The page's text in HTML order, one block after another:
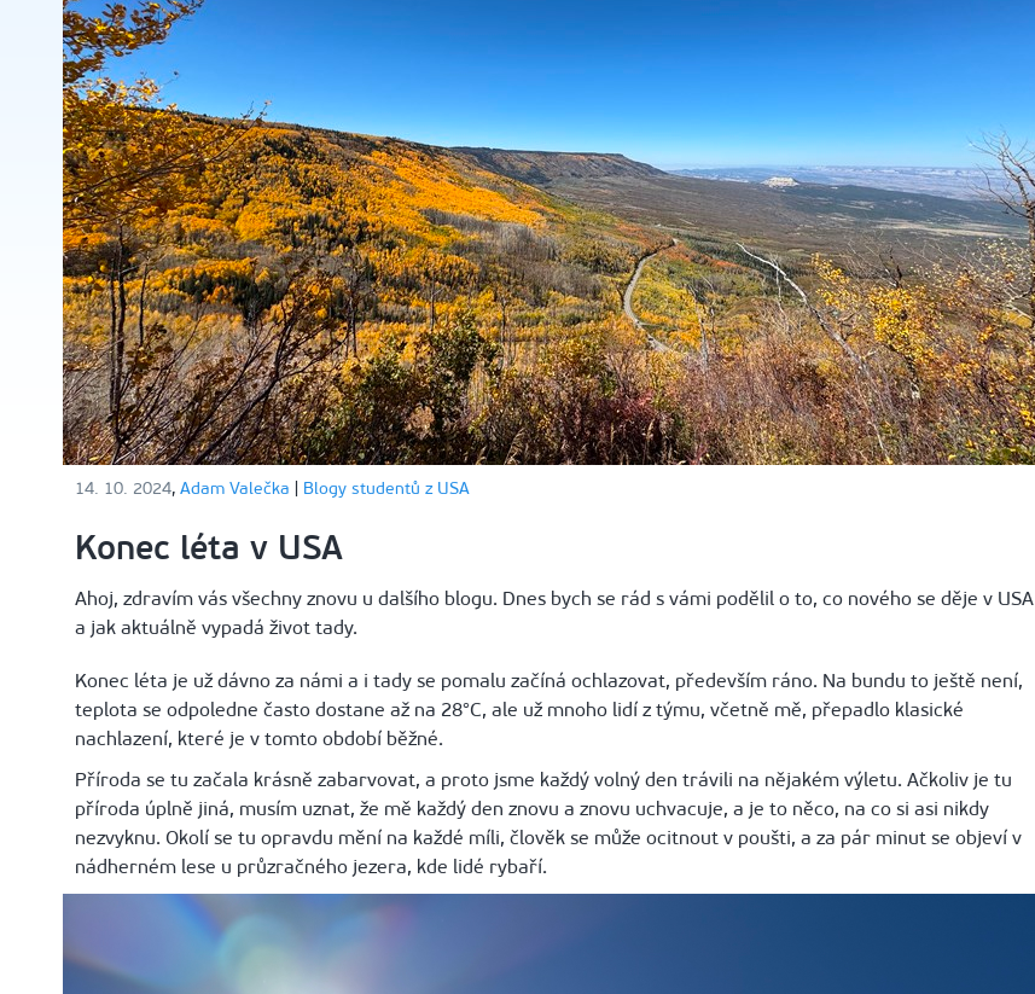
14. 10. 2024, Adam Valečka Blogy studentů z USA
Konec léta v USA
Ahoj, zdravím vás všechny znovu u dalšího blogu. Dnes bych se rád s vámi podělil o to, co nového se děje v USA
a jak aktuálně vypadá život tady.
Konec léta je už dávno za námi a i tady se pomalu začíná ochlazovat, především ráno. Na bundu to ještě není,
teplota se odpoledne často dostane až na 28°C, ale už mnoho lidí z týmu, včetně mě, přepadlo klasické
nachlazení, které je v tomto období běžné.
Příroda se tu začala krásně zabarvovat, a proto jsme každý volný den trávili na nějakém výletu. Ačkoliv je tu
příroda úplně jiná, musím uznat, že mě každý den znovu a znovu uchvacuje, a je to něco, na co si asi nikdy
nezvyknu. Okolí se tu opravdu mění na každé míli, člověk se může ocitnout v poušti, a za pár minut se objeví v
nádherném lese u průzračného jezera, kde lidé rybaří.